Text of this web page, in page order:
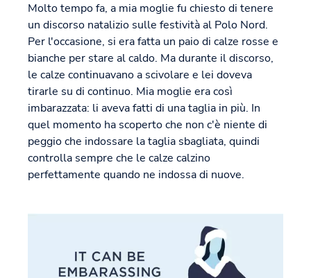
Molto tempo fa, a mia moglie fu chiesto di tenere
un discorso natalizio sulle festività al Polo Nord.
Per l'occasione, si era fatta un paio di calze rosse e
bianche per stare al caldo. Ma durante il discorso,
le calze continuavano a scivolare e lei doveva
tirarle su di continuo. Mia moglie era così
imbarazzata: li aveva fatti di una taglia in più. In
quel momento ha scoperto che non c'è niente di
peggio che indossare la taglia sbagliata, quindi
controlla sempre che le calze calzino
perfettamente quando ne indossa di nuove.